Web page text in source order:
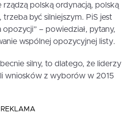
rządzą polską ordynacją, polską
być silniejszym. PiS jest
opozycji” – powiedział, pytany,
wspólnej opozycyjnej listy.
silny, to dlatego, że liderzy
wniosków z wyborów w 2015
REKLAMA